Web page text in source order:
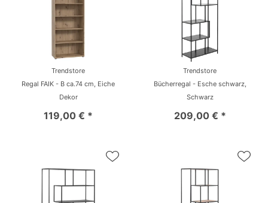
Trendstore
Regal FAIK - B ca.74 cm, Eiche
Dekor
119,00 € *
Trendstore
Bücherregal - Esche schwarz,
Schwarz
209,00 € *